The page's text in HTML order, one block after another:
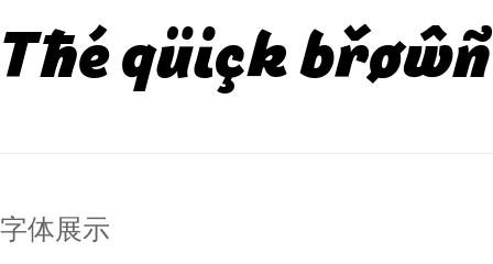
Tħé qüiçk
字体展示